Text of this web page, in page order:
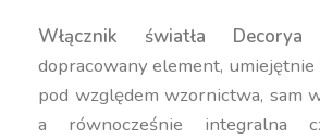
Włącznik światła Decorya
dopracowany element,
pod względem wzornictwa, sam
a równocześnie integralna